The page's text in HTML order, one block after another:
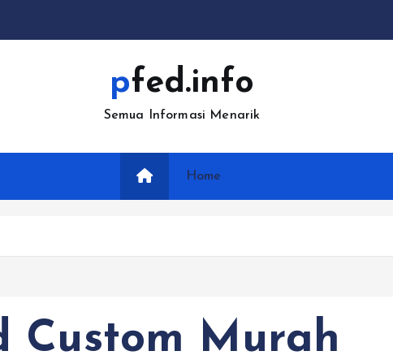
pfed.info
Semua Informasi Menarik
Home
Custom Murah